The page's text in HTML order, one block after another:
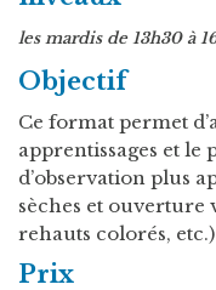
les mardis de 13h30 à
Objectif
Ce format permet
apprentissages et le
d’observation plus
sèches et ouverture
rehauts colorés, etc.)
Prix